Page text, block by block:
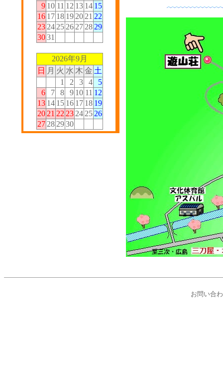
9 10 11 12 13 14 15
16 17 18 19 20 21 22
23 24 25 26 27 28 29
30 31
2026年9月
日 月 火 水 木 金 土
1
2 3 4
5
6
7 8 9 10 11 12
13 14 15 16 17 18 19
20 21 22 23 24 25 26
27 28 29 30
お問い合